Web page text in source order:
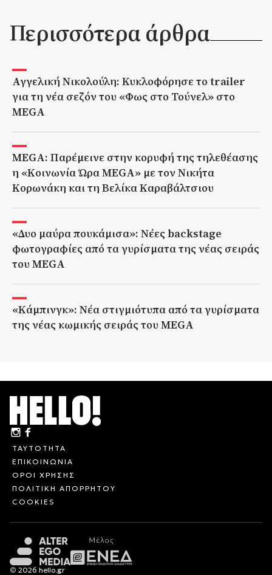
Περισσότερα άρθρα
Αγγελική Νικολούλη: Κυκλοφόρησε το trailer
για τη νέα σεζόν του «Φως στο Τούνελ» στο
MEGA
MEGA: Παρέμεινε στην κορυφή της τηλεθέασης
η «Κοινωνία Ώρα MEGA» με τον Νικήτα
Κορωνάκη και τη Βελίκα Καραβάλτσιου
«Δυο μαύρα πουκάμισα»: Νέες backstage
φωτογραφίες από τα γυρίσματα της νέας σειράς
του MEGA
«Κάμπινγκ»: Νέα στιγμιότυπα από τα γυρίσματα
της νέας κωμικής σειράς του MEGA
ΤΑΥΤΟΤΗΤΑ
ΕΠΙΚΟΙΝΩΝΙΑ
ΟΡΟΙ ΧΡΗΣΗΣ
ΠΟΛΙΤΙΚΗ ΑΠΟΡΡΗΤΟΥ
COOKIES
© 2026 hello.gr